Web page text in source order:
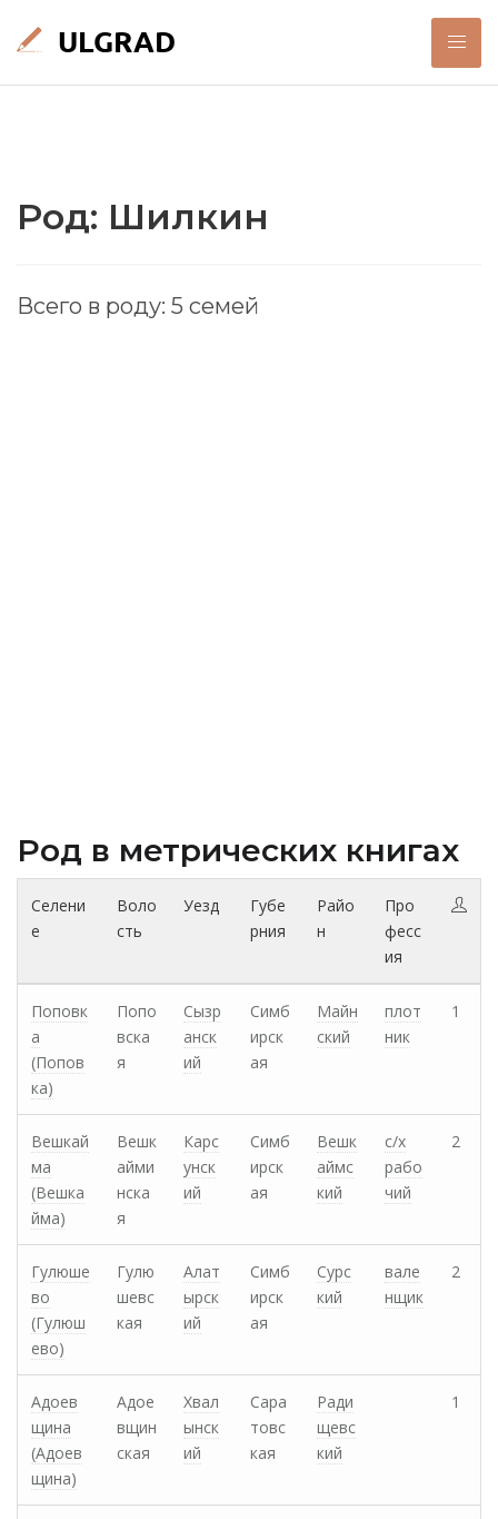
Род: Шилкин
Всего в роду: 5 семей
Род в метрических книгах
Селени
е
Воло
сть
Уезд
Губе
рния
Райо
н
Про
фесс
ия
Поповк
а
(Попов
ка)
Попо
вска
я
Сызр
анск
ий
Симб
ирск
ая
Майн
ский
плот
ник
1
Вешкай
ма
(Вешка
йма)
Вешк
айми
нска
я
Карс
унск
ий
Симб
ирск
ая
Вешк
аймс
кий
с/х
рабо
чий
2
Гулюше
во
(Гулюш
ево)
Гулю
шевс
кая
Алат
ырск
ий
Симб
ирск
ая
Сурс
кий
вале
нщик
2
Адоев
щина
(Адоев
щина)
Адое
вщин
ская
Хвал
ынск
ий
Сара
товс
кая
Ради
щевс
кий
1